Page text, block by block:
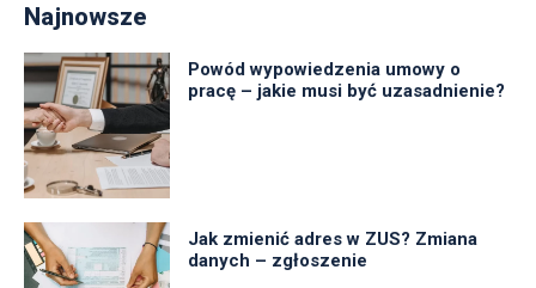
Najnowsze
Powód wypowiedzenia umowy o
pracę – jakie musi być uzasadnienie?
Jak zmienić adres w ZUS? Zmiana
danych – zgłoszenie